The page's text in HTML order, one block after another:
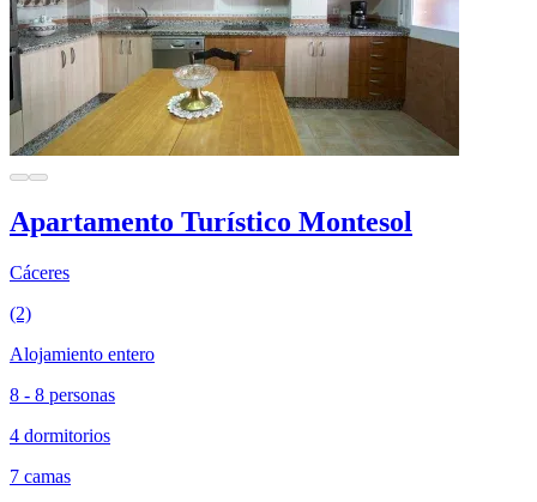
Apartamento Turístico Montesol
Cáceres
(2)
Alojamiento entero
8 - 8 personas
4 dormitorios
7 camas